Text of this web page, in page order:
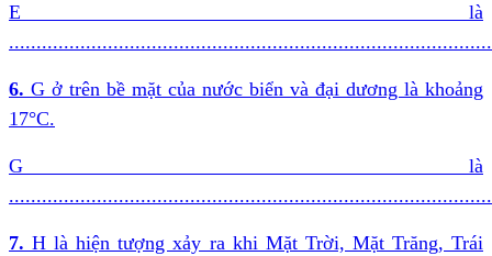
E là
6. G ở trên bề mặt của nước biển và đại dương là khoảng
17°C.
G là
7. H là hiện tượng xảy ra khi Mặt Trời, Mặt Trăng, Trái